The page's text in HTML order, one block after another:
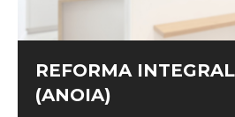
REFORMA
(ANOIA)